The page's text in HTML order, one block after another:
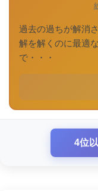
過去の過ちが解消
解を解くのに最適
で・・・
4位